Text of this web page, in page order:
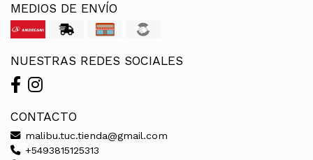
MEDIOS DE ENVÍO
NUESTRAS REDES SOCIALES
CONTACTO
malibu.tuc.tienda@gmail.com
+5493815125313